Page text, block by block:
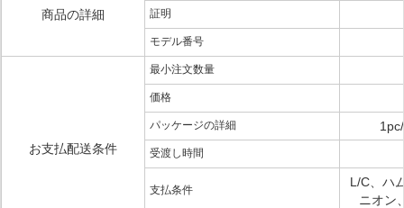
商品の詳細 証明
モデル番号
お支払配送条件
最小注文数量
価格
パッケージの詳細
受渡し時間
支払条件
L/C、ハ
ニオン